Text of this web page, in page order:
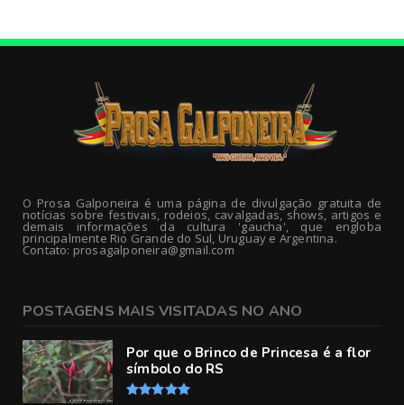
O Prosa Galponeira é uma página de divulgação gratuita de
notícias sobre festivais, rodeios, cavalgadas, shows, artigos e
demais informações da cultura 'gaucha', que engloba
principalmente Rio Grande do Sul, Uruguay e Argentina.
Contato: prosagalponeira@gmail.com
POSTAGENS MAIS VISITADAS NO ANO
Por que o Brinco de Princesa é a flor
símbolo do RS